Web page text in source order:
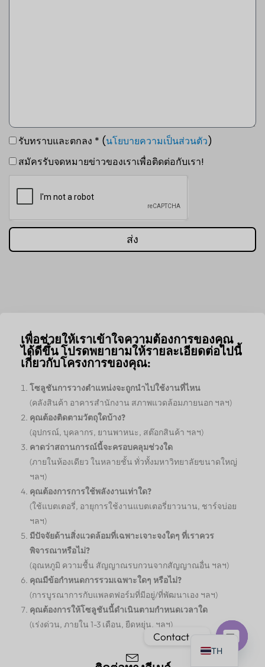
รับทราบและตกลง * (นโยบายความเป็นส่วนตัว)
สมัครรับจดหมายข่าวของเราเพื่อติดต่อกับเรา!
ส่ง
เพื่อช่วยให้เราเข้าใจความต้องการของคุณ
ได้ดีขึ้น โปรดพยายามให้รายละเอียดต่อไปนี้
เกี่ยวกับโครงการของคุณ:
โซลูชันการวางตำแหน่งจะถูกนำไปใช้งานที่ไหน
(คลังสินค้า อาคารสำนักงาน สภาพแวดล้อมภายนอก ฯลฯ)
คุณต้องติดตามวัตถุใดบ้าง?
(อุปกรณ์, บุคลากร, ยานพาหนะ, สต๊อกสินค้า ฯลฯ)
คาดว่าสถานการณ์นี้จะครอบคลุมช่วงใด
(ภายในห้องเดียว ในหลายชั้น ทั่วทั้งมหาวิทยาลัยขนาดใหญ่
ฯลฯ)
คุณต้องการการใช้พลังงานเท่าใด?
(ใช้แบตเตอรี่, อายุการใช้งานแบตเตอรี่ยาวนาน, ชาร์จบ่อย
ฯลฯ)
มีปัจจัยด้านสิ่งแวดล้อมที่เฉพาะเจาะจงใดๆ ที่เราควร
พิจารณาหรือไม่?
(อุณหภูมิ ความชื้น สัญญาณรบกวนจากสัญญาณอื่น ฯลฯ)
คุณมีข้อกำหนดการรวมเฉพาะใดๆ หรือไม่?
(การบูรณาการกับแพลตฟอร์มที่มีอยู่/ที่พัฒนาเอง ฯลฯ)
คุณต้องการให้โซลูชันนี้ดำเนินตามกำหนดเวลาใด
(เร่งด่วน, ภายใน 1-3 เดือน, ยืดหยุ่น, ฯลฯ)
TH
Contact us